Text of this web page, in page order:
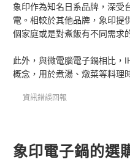
象印作為知名日系品牌，深受
電。相較於其他品牌，象印提
個家庭或是對煮飯有不同需求
此外，與微電腦電子鍋相比，
概念，用於煮湯、燉菜等料理
資訊錯誤回報
象印電子鍋的選